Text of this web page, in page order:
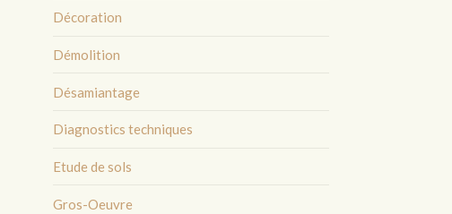
Décoration
Démolition
Désamiantage
Diagnostics techniques
Etude de sols
Gros-Oeuvre